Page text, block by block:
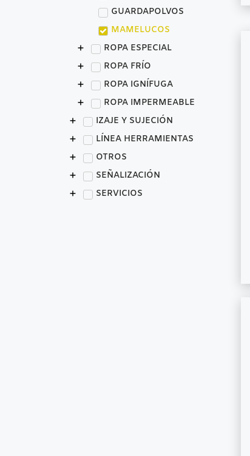
GUARDAPOLVOS
MAMELUCOS
ROPA ESPECIAL
ROPA FRÍO
ROPA IGNÍFUGA
ROPA IMPERMEABLE
IZAJE Y SUJECIÓN
LÍNEA HERRAMIENTAS
OTROS
SEÑALIZACIÓN
SERVICIOS